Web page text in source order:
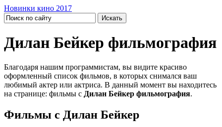
Новинки кино 2017
Дилан Бейкер фильмография
Благодаря нашим программистам, вы видите красиво
оформленный список фильмов, в которых снимался ваш
любимый актер или актриса. В данный момент вы находитесь
на странице: фильмы с Дилан Бейкер фильмография.
Фильмы с Дилан Бейкер